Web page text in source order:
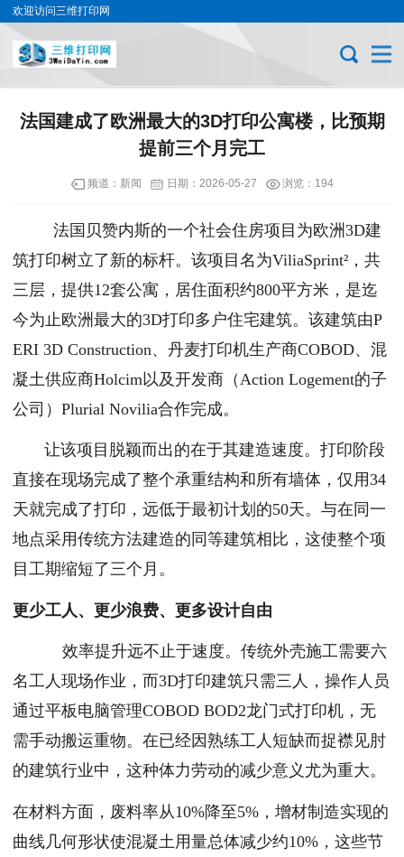
欢迎访问三维打印网
法国建成了欧洲最大的3D打印公寓楼，比预期
提前三个月完工
频道： 新闻 日期： 2026-05-27 浏览：194
法国贝赞内斯的一个社会住房项目为欧洲3D建
筑打印树立了新的标杆。该项目名为ViliaSprint²，共
三层，提供12套公寓，居住面积约800平方米，是迄
今为止欧洲最大的3D打印多户住宅建筑。该建筑由P
ERI 3D Construction、丹麦打印机生产商COBOD、混
凝土供应商Holcim以及开发商（Action Logement的子
公司）Plurial Novilia合作完成。
让该项目脱颖而出的在于其建造速度。打印阶段
直接在现场完成了整个承重结构和所有墙体，仅用34
天就完成了打印，远低于最初计划的50天。与在同一
地点采用传统方法建造的同等建筑相比，这使整个项
目工期缩短了三个月。
更少工人、更少浪费、更多设计自由
效率提升远不止于速度。传统外壳施工需要六
名工人现场作业，而3D打印建筑只需三人，操作人员
通过平板电脑管理COBOD BOD2龙门式打印机，无
需手动搬运重物。在已经因熟练工人短缺而捉襟见肘
的建筑行业中，这种体力劳动的减少意义尤为重大。
在材料方面，废料率从10%降至5%，增材制造实现的
曲线几何形状使混凝土用量总体减少约10%，这些节